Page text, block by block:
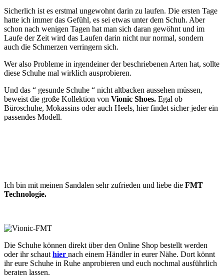
Sicherlich ist es erstmal ungewohnt darin zu laufen. Die ersten Tage
hatte ich immer das Gefühl, es sei etwas unter dem Schuh. Aber
schon nach wenigen Tagen hat man sich daran gewöhnt und im
Laufe der Zeit wird das Laufen darin nicht nur normal, sondern
auch die Schmerzen verringern sich.
Wer also Probleme in irgendeiner der beschriebenen Arten hat, sollte
diese Schuhe mal wirklich ausprobieren.
Und das “ gesunde Schuhe “ nicht altbacken aussehen müssen,
beweist die große Kollektion von Vionic Shoes. Egal ob
Büroschuhe, Mokassins oder auch Heels, hier findet sicher jeder ein
passendes Modell.
Ich bin mit meinen Sandalen sehr zufrieden und liebe die FMT
Technologie.
Die Schuhe können direkt über den Online Shop bestellt werden
oder ihr schaut hier nach einem Händler in eurer Nähe. Dort könnt
ihr eure Schuhe in Ruhe anprobieren und euch nochmal ausführlich
beraten lassen.